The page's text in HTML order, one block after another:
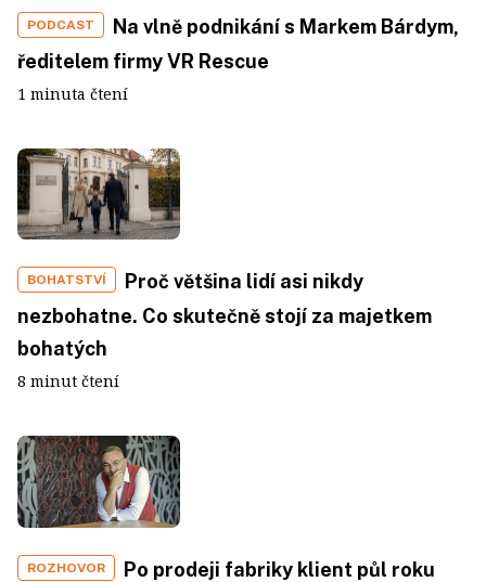
PODCAST
Na vlně podnikání s Markem Bárdym,
ředitelem firmy VR Rescue
1 minuta čtení
BOHATSTVÍ
Proč většina lidí asi nikdy
nezbohatne. Co skutečně stojí za majetkem
bohatých
8 minut čtení
ROZHOVOR
Po prodeji fabriky klient půl roku